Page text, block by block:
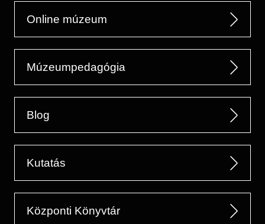
Online múzeum
Múzeumpedagógia
Blog
Kutatás
Központi Könyvtár